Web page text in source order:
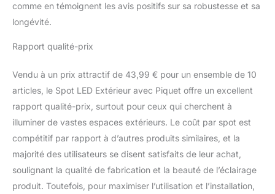
l'allumage, les couleurs
de l'utilisation de DC 12
V, seule la
synchronisation des
couleurs statiques peut
être utilisée. Service
après-vente de qualité
supérieure - Vendeur
produit - Surface en
aluminium - Verre à
comme en témoignent les avis positifs sur sa robustesse et sa
longévité.
Rapport qualité-prix
Vendu à un prix attractif de 43,99 € pour un ensemble de 10
articles, le Spot LED Extérieur avec Piquet offre un excellent
rapport qualité-prix, surtout pour ceux qui cherchent à
illuminer de vastes espaces extérieurs. Le coût par spot est
compétitif par rapport à d’autres produits similaires, et la
majorité des utilisateurs se disent satisfaits de leur achat,
soulignant la qualité de fabrication et la beauté de l’éclairage
produit. Toutefois, pour maximiser l’utilisation et l’installation,